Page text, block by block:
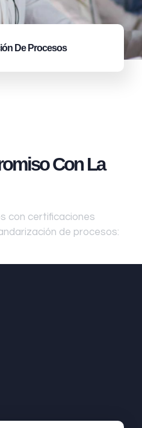
De Procesos
Con La
con certificaciones
de procesos: